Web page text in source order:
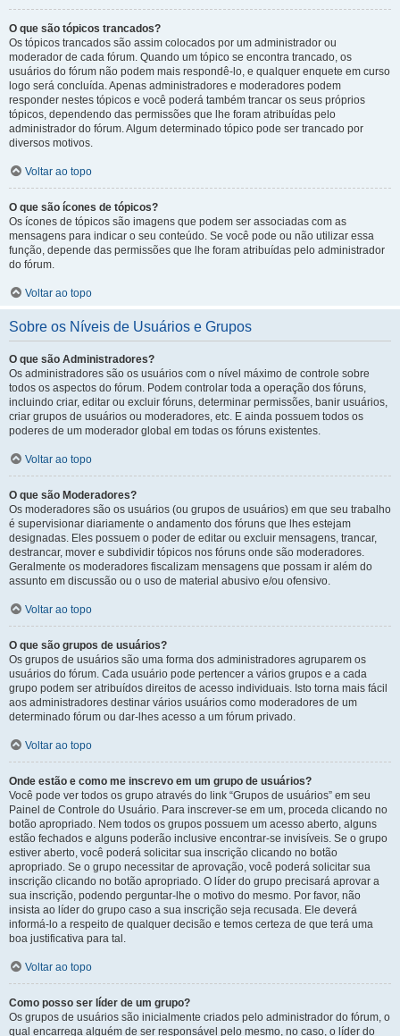
O que são tópicos trancados?
Os tópicos trancados são assim colocados por um administrador ou
moderador de cada fórum. Quando um tópico se encontra trancado, os
usuários do fórum não podem mais respondê-lo, e qualquer enquete em curso
logo será concluída. Apenas administradores e moderadores podem
responder nestes tópicos e você poderá também trancar os seus próprios
tópicos, dependendo das permissões que lhe foram atribuídas pelo
administrador do fórum. Algum determinado tópico pode ser trancado por
diversos motivos.
Voltar ao topo
O que são ícones de tópicos?
Os ícones de tópicos são imagens que podem ser associadas com as
mensagens para indicar o seu conteúdo. Se você pode ou não utilizar essa
função, depende das permissões que lhe foram atribuídas pelo administrador
do fórum.
Voltar ao topo
Sobre os Níveis de Usuários e Grupos
O que são Administradores?
Os administradores são os usuários com o nível máximo de controle sobre
todos os aspectos do fórum. Podem controlar toda a operação dos fóruns,
incluindo criar, editar ou excluir fóruns, determinar permissões, banir usuários,
criar grupos de usuários ou moderadores, etc. E ainda possuem todos os
poderes de um moderador global em todas os fóruns existentes.
Voltar ao topo
O que são Moderadores?
Os moderadores são os usuários (ou grupos de usuários) em que seu trabalho
é supervisionar diariamente o andamento dos fóruns que lhes estejam
designadas. Eles possuem o poder de editar ou excluir mensagens, trancar,
destrancar, mover e subdividir tópicos nos fóruns onde são moderadores.
Geralmente os moderadores fiscalizam mensagens que possam ir além do
assunto em discussão ou o uso de material abusivo e/ou ofensivo.
Voltar ao topo
O que são grupos de usuários?
Os grupos de usuários são uma forma dos administradores agruparem os
usuários do fórum. Cada usuário pode pertencer a vários grupos e a cada
grupo podem ser atribuídos direitos de acesso individuais. Isto torna mais fácil
aos administradores destinar vários usuários como moderadores de um
determinado fórum ou dar-lhes acesso a um fórum privado.
Voltar ao topo
Onde estão e como me inscrevo em um grupo de usuários?
Você pode ver todos os grupo através do link “Grupos de usuários” em seu
Painel de Controle do Usuário. Para inscrever-se em um, proceda clicando no
botão apropriado. Nem todos os grupos possuem um acesso aberto, alguns
estão fechados e alguns poderão inclusive encontrar-se invisíveis. Se o grupo
estiver aberto, você poderá solicitar sua inscrição clicando no botão
apropriado. Se o grupo necessitar de aprovação, você poderá solicitar sua
inscrição clicando no botão apropriado. O líder do grupo precisará aprovar a
sua inscrição, podendo perguntar-lhe o motivo do mesmo. Por favor, não
insista ao líder do grupo caso a sua inscrição seja recusada. Ele deverá
informá-lo a respeito de qualquer decisão e temos certeza de que terá uma
boa justificativa para tal.
Voltar ao topo
Como posso ser líder de um grupo?
Os grupos de usuários são inicialmente criados pelo administrador do fórum, o
qual encarrega alguém de ser responsável pelo mesmo, no caso, o líder do